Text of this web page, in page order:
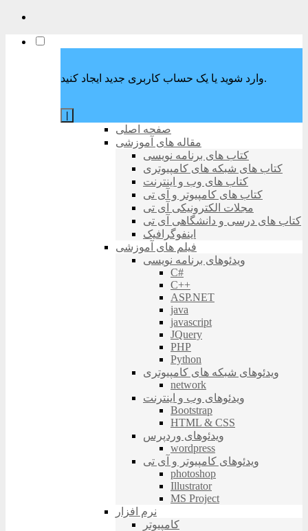
وارد شوید یا یک حساب کاربری جدید ایجاد کنید.
صفحه اصلی
مقاله های آموزشی
کتاب های برنامه نویسی
کتاب های شبکه های کامپیوتری
کتاب های وب و اینترنت
کتاب های کامپیوتر و آی تی
مجلات الکترونیکی آی تی
کتاب های درسی و دانشگاهی آی تی
اینفوگرافیک
فیلم های آموزشی
ویدئوهای برنامه نویسی
C#
C++
ASP.NET
java
javascript
JQuery
PHP
Python
ویدئوهای شبکه های کامپیوتری
network
ویدئوهای وب و اینترنت
Bootstrap
HTML & CSS
ویدئوهای وردپرس
wordpress
ویدئوهای کامپیوتر و آی تی
photoshop
Illustrator
MS Project
نرم افزار
کامپیوتر